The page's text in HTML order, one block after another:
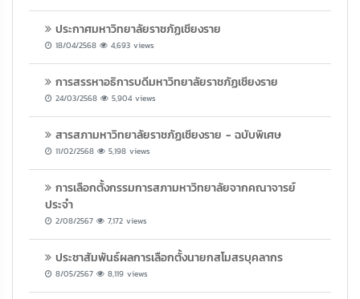
ประกาศมหาวิทยาลัยราชภัฏเชียงราย
18/04/2568 4,693 views
การสรรหาอธิการบดีมหาวิทยาลัยราชภัฏเชียงราย
24/03/2568 5,904 views
สารสภามหาวิทยาลัยราชภัฏเชียงราย - ฉบับพิเศษ
11/02/2568 5,198 views
การเลือกตั้งกรรมการสภามหาวิทยาลัยจากคณาจารย์
ประจำ
2/08/2567 7,172 views
ประชาสัมพันธ์ผลการเลือกตั้งนายกสโมสรบุคลากร
8/05/2567 8,119 views